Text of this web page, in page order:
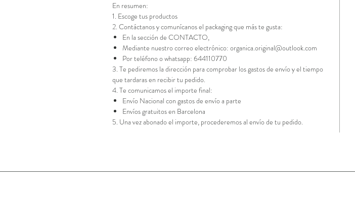
En resumen:
1. Escoge tus productos
2. Contáctanos y comunícanos el packaging que más te gusta:
En la sección de CONTACTO,
Mediante nuestro correo electrónico: organica.original@outlook.com
Por teléfono o whatsapp: 644110770
3. Te pediremos la dirección para comprobar los gastos de envío y el tiempo
que tardaras en recibir tu pedido.
4. Te comunicamos el importe final:
Envío Nacional con gastos de envío a parte
Envíos gratuitos en Barcelona
5. Una vez abonado el importe, procederemos al envío de tu pedido.